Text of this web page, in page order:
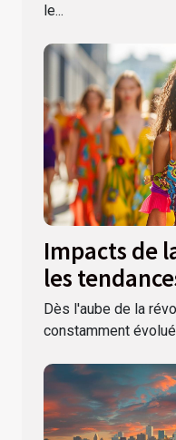
le...
Impacts de
les
Dès l'aube de la
constamment